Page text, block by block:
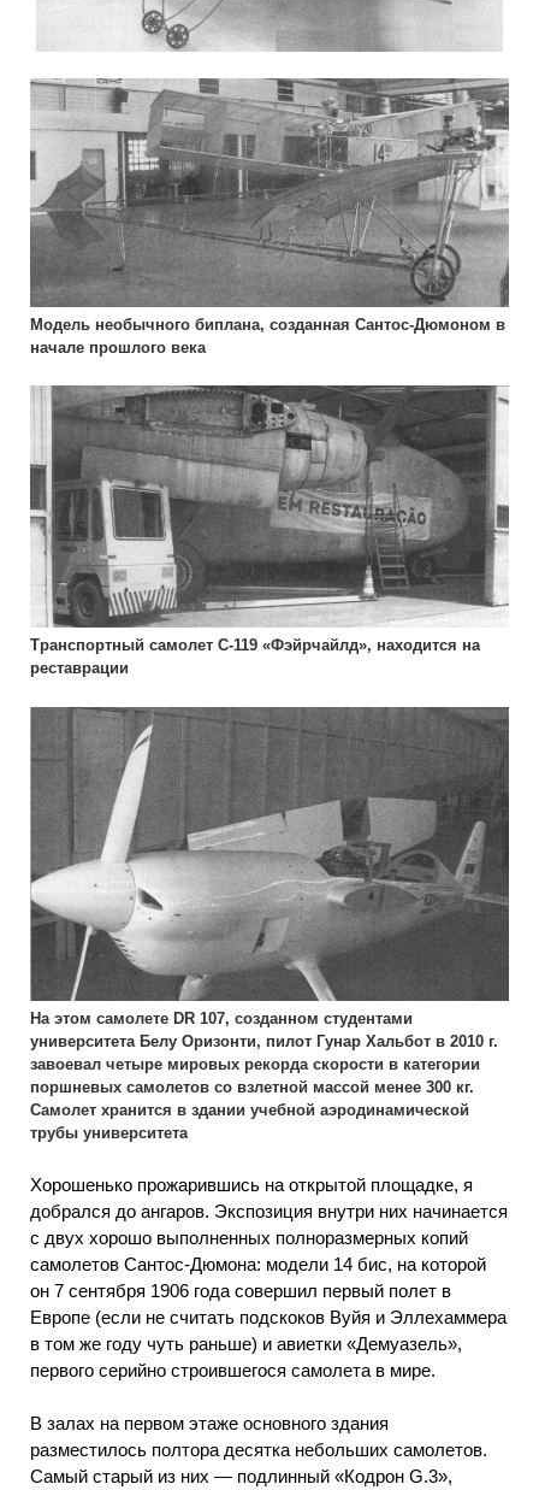
Модель необычного биплана, созданная Сантос-Дюмоном в
начале прошлого века
Транспортный самолет С-119 «Фэйрчайлд», находится на
реставрации
На этом самолете DR 107, созданном студентами
университета Белу Оризонти, пилот Гунар Хальбот в 2010 г.
завоевал четыре мировых рекорда скорости в категории
поршневых самолетов со взлетной массой менее 300 кг.
Самолет хранится в здании учебной аэродинамической
трубы университета
Хорошенько прожарившись на открытой площадке, я
добрался до ангаров. Экспозиция внутри них начинается
с двух хорошо выполненных полноразмерных копий
самолетов Сантос-Дюмона: модели 14 бис, на которой
он 7 сентября 1906 года совершил первый полет в
Европе (если не считать подскоков Вуйя и Эллехаммера
в том же году чуть раньше) и авиетки «Демуазель»,
первого серийно строившегося самолета в мире.
В залах на первом этаже основного здания
разместилось полтора десятка небольших самолетов.
Самый старый из них — подлинный «Кодрон G.3»,